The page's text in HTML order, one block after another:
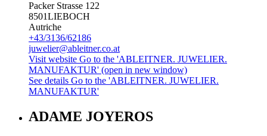
Packer Strasse 122
8501LIEBOCH
Autriche
+43/3136/62186
juwelier@ableitner.co.at
Visit website Go to the 'ABLEITNER. JUWELIER.
MANUFAKTUR' (open in new window)
See details Go to the 'ABLEITNER. JUWELIER.
MANUFAKTUR'
ADAME JOYEROS